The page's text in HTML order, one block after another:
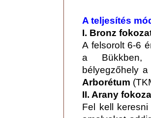
A teljesítés
I. Bronz
A felsorolt 6-6
a Bükkben,
bélyegzőhely
Arborétum
II. Arany
Fel kell